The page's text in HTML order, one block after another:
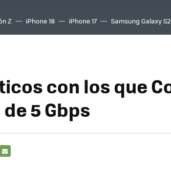
Z iPhone 18 iPhone 17 Samsung Galaxy
con los que
5 Gbps